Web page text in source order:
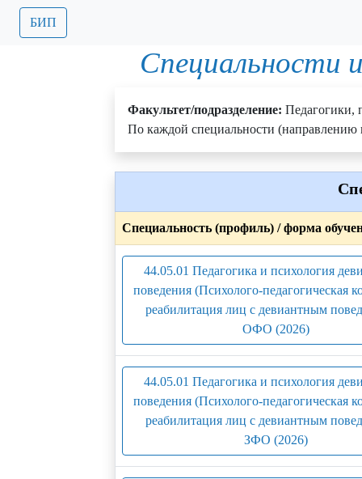
БИП
Специальности
Факультет/подразделение: Педагогики,
По каждой специальности (направлению
Специальность (профиль) / форма
44.05.01 Педагогика и психология
поведения (Психолого-педагогическая
реабилитация лиц с девиантным
ОФО (2026)
44.05.01 Педагогика и психология
поведения (Психолого-педагогическая
реабилитация лиц с девиантным
ЗФО (2026)